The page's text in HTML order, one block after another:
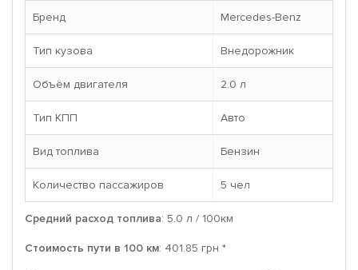
Бренд Mercedes-Benz
Тип кузова Внедорожник
Объём двигателя 2.0 л
Тип КПП Авто
Вид топлива Бензин
Количество пассажиров 5 чел
Средний расход топлива: 5.0 л / 100км
Стоимость пути в 100 км: 401.85 грн *